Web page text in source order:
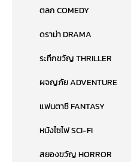
ตลก COMEDY
ดราม่า DRAMA
ระทึกขวัญ THRILLER
ผจญภัย ADVENTURE
แฟนตาซี FANTASY
หนังไซไฟ SCI-FI
สยองขวัญ HORROR